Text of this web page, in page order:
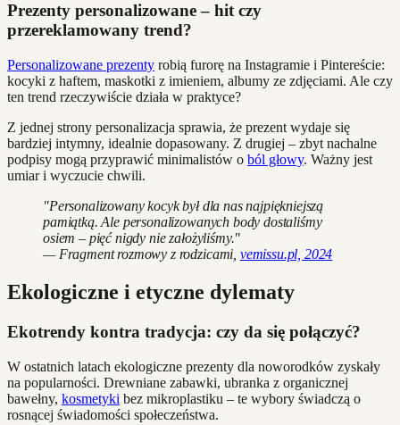
Prezenty personalizowane – hit czy
przereklamowany trend?
Personalizowane prezenty robią furorę na Instagramie i Pintereście:
kocyki z haftem, maskotki z imieniem, albumy ze zdjęciami. Ale czy
ten trend rzeczywiście działa w praktyce?
Z jednej strony personalizacja sprawia, że prezent wydaje się
bardziej intymny, idealnie dopasowany. Z drugiej – zbyt nachalne
podpisy mogą przyprawić minimalistów o ból głowy. Ważny jest
umiar i wyczucie chwili.
"Personalizowany kocyk był dla nas najpiękniejszą
pamiątką. Ale personalizowanych body dostaliśmy
osiem – pięć nigdy nie założyliśmy."
— Fragment rozmowy z rodzicami, vemissu.pl, 2024
Ekologiczne i etyczne dylematy
Ekotrendy kontra tradycja: czy da się połączyć?
W ostatnich latach ekologiczne prezenty dla noworodków zyskały
na popularności. Drewniane zabawki, ubranka z organicznej
bawełny, kosmetyki bez mikroplastiku – te wybory świadczą o
rosnącej świadomości społeczeństwa.